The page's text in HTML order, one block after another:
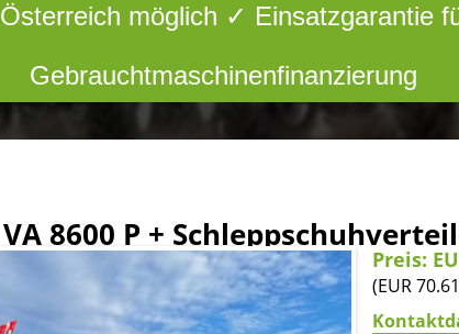
möglich ✓ Einsatzgarantie
Gebrauchtmaschinenfinanzierung
8600 P +
Preis:
(EUR